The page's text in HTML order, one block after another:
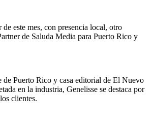
este mes, con presencia local, otro
de Saluda Media para Puerto Rico y
de Puerto Rico y casa editorial de El Nuevo
en la industria, Genelisse se destaca por
clientes.